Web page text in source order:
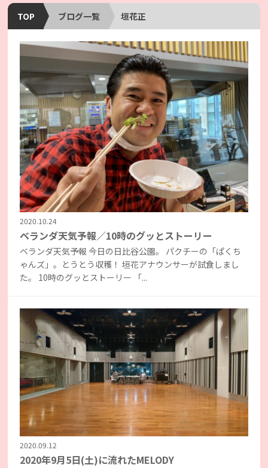
TOP ブログ一覧 垣花正
2020.10.24
ベランダ天気予報／10時のグッとストーリー
ベランダ天気予報 今日の日比谷公園。 パクチーの「ぱくち
ゃんズ」。とうとう収穫！ 垣花アナウンサーが試食しまし
た。 10時のグッとストーリー 「...
2020.09.12
2020年9月5日(土)に流れたMELODY